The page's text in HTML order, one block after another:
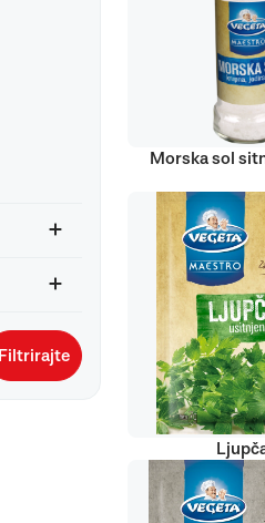
Filtrirajte
Morska sol